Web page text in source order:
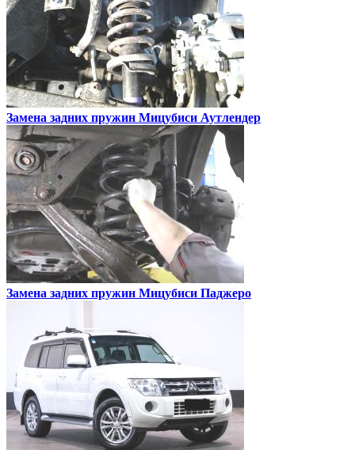
Замена задних пружин Мицубиси Аутлендер
Замена задних пружин Мицубиси Паджеро